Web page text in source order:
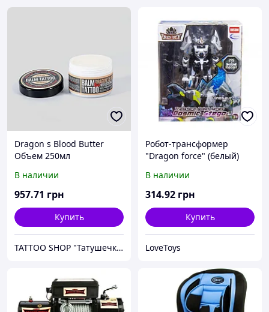
Dragon s Blood Butter
Объем 250мл
В наличии
957.71 грн
Купить
TATTOO SHOP "Татушечка" Молдова
Робот-трансформер
"Dragon force" (белый)
В наличии
314.92 грн
Купить
LoveToys